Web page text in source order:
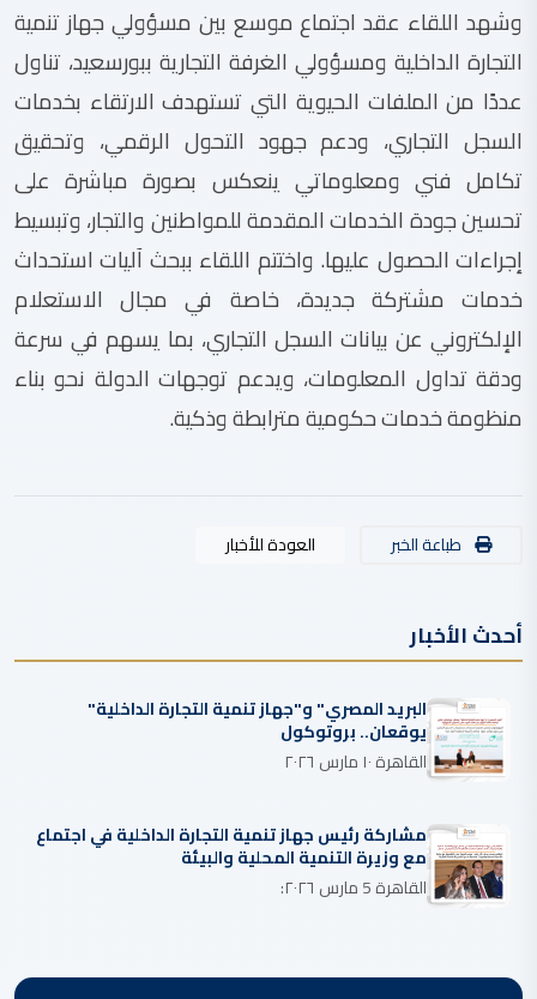
وشهد اللقاء عقد اجتماع موسع بين مسؤولي جهاز تنمية
التجارة الداخلية ومسؤولي الغرفة التجارية ببورسعيد، تناول
عددًا من الملفات الحيوية التي تستهدف الارتقاء بخدمات
السجل التجاري، ودعم جهود التحول الرقمي، وتحقيق
تكامل فني ومعلوماتي ينعكس بصورة مباشرة على
تحسين جودة الخدمات المقدمة للمواطنين والتجار، وتبسيط
إجراءات الحصول عليها. واختتم اللقاء ببحث آليات استحداث
خدمات مشتركة جديدة، خاصة في مجال الاستعلام
الإلكتروني عن بيانات السجل التجاري، بما يسهم في سرعة
ودقة تداول المعلومات، ويدعم توجهات الدولة نحو بناء
منظومة خدمات حكومية مترابطة وذكية.
طباعة الخبر العودة للأخبار
أحدث الأخبار
البريد المصري" و"جهاز تنمية التجارة الداخلية"
يوقعان.. بروتوكول
القاهرة ١٠ مارس ٢٠٢٦
مشاركة رئيس جهاز تنمية التجارة الداخلية في اجتماع
مع وزيرة التنمية المحلية والبيئة
القاهرة 5 مارس ٢٠٢٦: